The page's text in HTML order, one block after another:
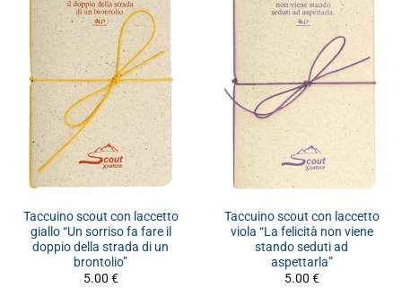
Taccuino scout con laccetto
giallo “Un sorriso fa fare il
doppio della strada di un
brontolio”
5.00 €
Taccuino scout con laccetto
viola “La felicità non viene
stando seduti ad
aspettarla”
5.00 €